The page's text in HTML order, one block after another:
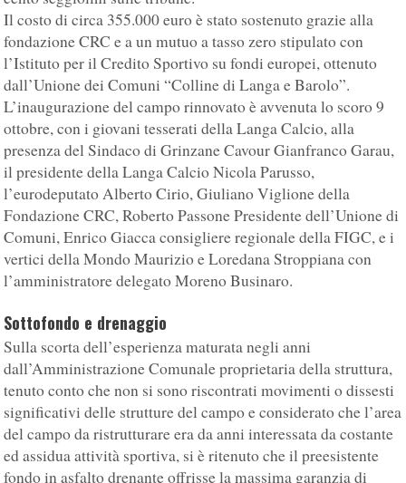
Il costo di circa 355.000 euro è stato sostenuto grazie alla
fondazione CRC e a un mutuo a tasso zero stipulato con
l’Istituto per il Credito Sportivo su fondi europei, ottenuto
dall’Unione dei Comuni “Colline di Langa e Barolo”.
L’inaugurazione del campo rinnovato è avvenuta lo scoro 9
ottobre, con i giovani tesserati della Langa Calcio, alla
presenza del Sindaco di Grinzane Cavour Gianfranco Garau,
il presidente della Langa Calcio Nicola Parusso,
l’eurodeputato Alberto Cirio, Giuliano Viglione della
Fondazione CRC, Roberto Passone Presidente dell’Unione di
Comuni, Enrico Giacca consigliere regionale della FIGC, e i
vertici della Mondo Maurizio e Loredana Stroppiana con
l’amministratore delegato Moreno Businaro.
Sottofondo e drenaggio
Sulla scorta dell’esperienza maturata negli anni
dall’Amministrazione Comunale proprietaria della struttura,
tenuto conto che non si sono riscontrati movimenti o dissesti
significativi delle strutture del campo e considerato che l’area
del campo da ristrutturare era da anni interessata da costante
ed assidua attività sportiva, si è ritenuto che il preesistente
fondo in asfalto drenante offrisse la massima garanzia di